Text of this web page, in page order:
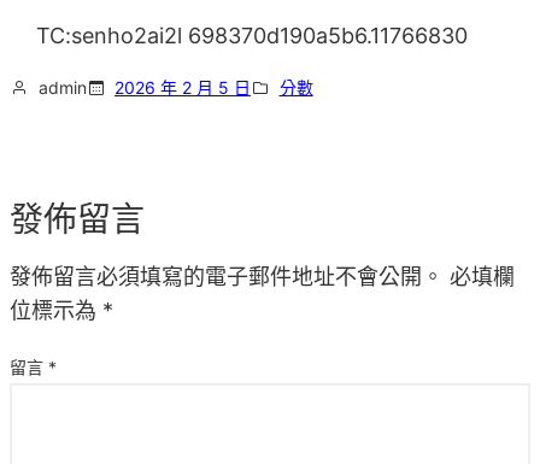
TC:senho2ai2l 698370d190a5b6.11766830
admin 2026 年 2 月 5 日 分數
發佈留言
發佈留言必須填寫的電子郵件地址不會公開。 必填欄
位標示為 *
留言 *